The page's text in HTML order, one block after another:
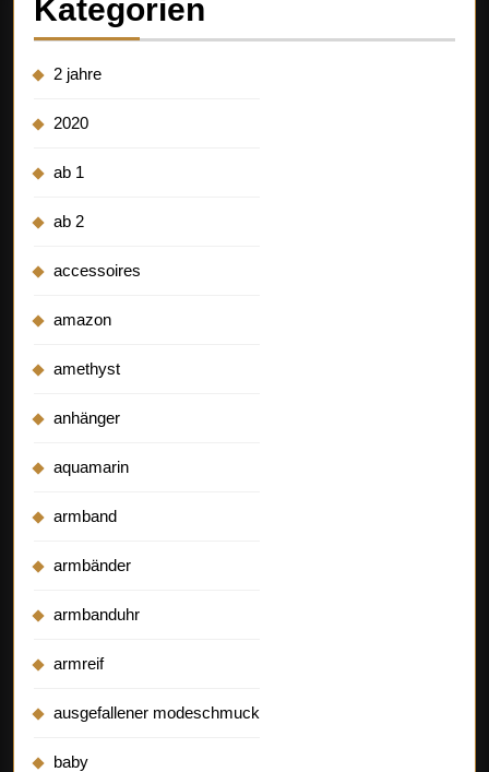
Kategorien
2 jahre
2020
ab 1
ab 2
accessoires
amazon
amethyst
anhänger
aquamarin
armband
armbänder
armbanduhr
armreif
ausgefallener modeschmuck
baby